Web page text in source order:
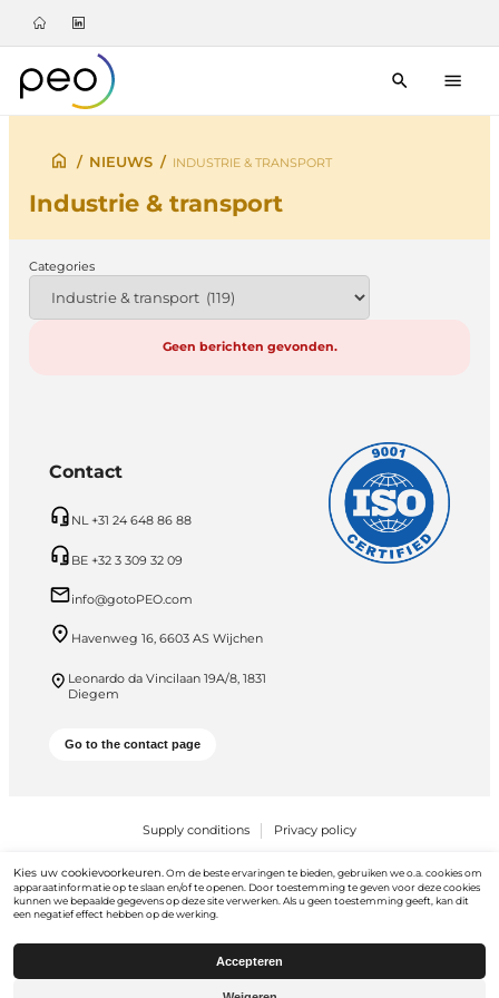
/ NIEUWS / INDUSTRIE & TRANSPORT
Industrie & transport
Categories
Geen berichten gevonden.
Contact
NL +31 24 648 86 88
BE +32 3 309 32 09
info@gotoPEO.com
Havenweg 16, 6603 AS Wijchen
Leonardo da Vincilaan 19A/8, 1831
Diegem
Go to the contact page
Supply conditions Privacy policy
Kies uw cookievoorkeuren. Om de beste ervaringen te bieden, gebruiken we o.a. cookies om
apparaatinformatie op te slaan en/of te openen. Door toestemming te geven voor deze cookies
kunnen we bepaalde gegevens op deze site verwerken. Als u geen toestemming geeft, kan dit
een negatief effect hebben op de werking.
Accepteren